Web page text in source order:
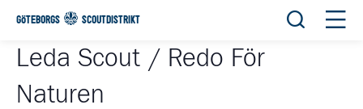
GÖTEBORGS SCOUTDISTRIKT Öppna
Leda Scout / Redo För
Naturen